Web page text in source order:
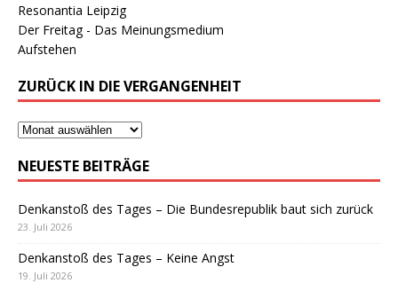
Resonantia Leipzig
Der Freitag - Das Meinungsmedium
Aufstehen
ZURÜCK IN DIE VERGANGENHEIT
NEUESTE BEITRÄGE
Denkanstoß des Tages – Die Bundesrepublik baut sich zurück
23. Juli 2026
Denkanstoß des Tages – Keine Angst
19. Juli 2026